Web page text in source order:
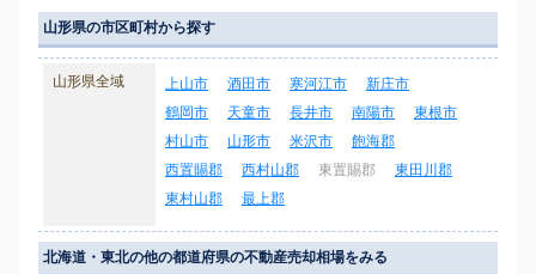
山形県の市区町村から探す
山形県全域 上山市 酒田市 寒河江市
新庄市
鶴岡市
天童市 長井市 南陽市
東根市
村山市
山形市 米沢市
飽海郡
西置賜郡
西村山郡 東置賜郡
東田川郡
東村山郡
最上郡
北海道・東北の他の都道府県の不動産売却相場をみる